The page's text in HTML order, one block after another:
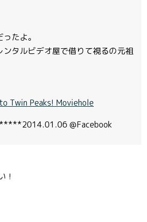
たよ。
タルビデオ屋で借りて視るの元祖
Twin Peaks! Moviehole
@Facebook
！